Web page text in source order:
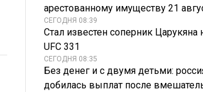
арестованному имуществу 21
СЕГОДНЯ 08:39
Стал известен соперник Царукяна
UFC 331
СЕГОДНЯ 08:35
Без денег и с двумя детьми:
добилась выплат после